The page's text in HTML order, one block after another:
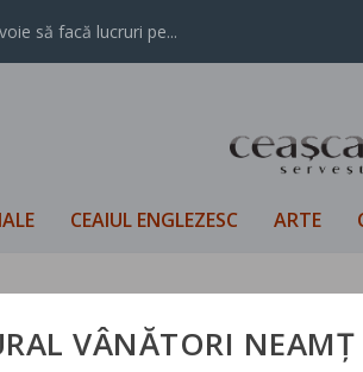
să facă lucruri pe...
CEAIUL ENGLEZESC ARTE
VÂNĂTORI